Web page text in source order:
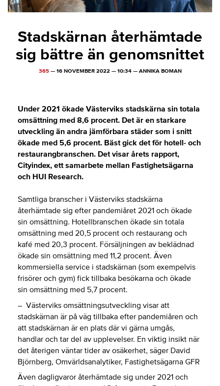
Stadskärnan återhämtade
sig bättre än genomsnittet
365— 16 NOVEMBER 2022 — 10:34— ANNIKA BOMAN
Under 2021 ökade Västerviks stadskärna sin totala
omsättning med 8,6 procent. Det är en starkare
utveckling än andra jämförbara städer som i snitt
ökade med 5,6 procent. Bäst gick det för hotell- och
restaurangbranschen. Det visar årets rapport,
Cityindex, ett samarbete mellan Fastighetsägarna
och HUI Research.
Samtliga branscher i Västerviks stadskärna
återhämtade sig efter pandemiåret 2021 och ökade
sin omsättning. Hotellbranschen ökade sin totala
omsättning med 20,5 procent och restaurang och
kafé med 20,3 procent. Försäljningen av beklädnad
ökade sin omsättning med 11,2 procent. Även
kommersiella service i stadskärnan (som exempelvis
frisörer och gym) fick tillbaka besökarna och ökade
sin omsättning med 5,7 procent.
– Västerviks omsättningsutveckling visar att
stadskärnan är på väg tillbaka efter pandemiåren och
att stadskärnan är en plats där vi gärna umgås,
handlar och tar del av upplevelser. En viktig insikt när
det återigen väntar tider av osäkerhet, säger David
Björnberg, Omvärldsanalytiker, Fastighetsägarna GFR
Även dagligvaror återhämtade sig under 2021 och